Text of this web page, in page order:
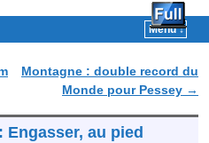
Menu ↓
Montagne : double record du
Monde pour Pessey →
au pied